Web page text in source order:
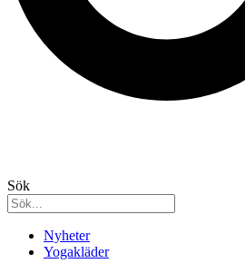
Sök
Nyheter
Yogakläder